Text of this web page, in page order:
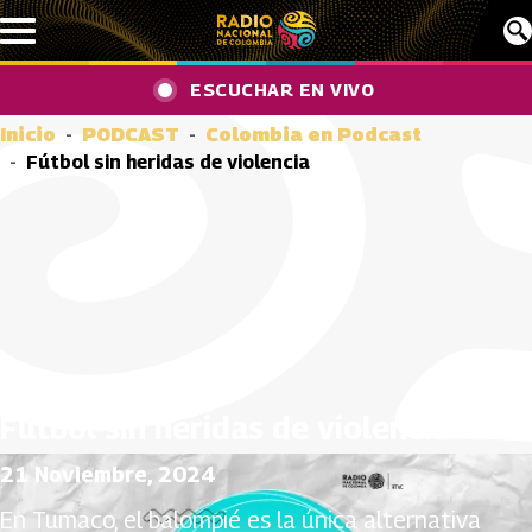
Pasar al contenido principal
ESCUCHAR EN VIVO
Inicio PODCAST
Colombia en Podcast
Fútbol sin heridas de violencia
21 Noviembre, 2024
En Tumaco, el balompié es la única alternativa